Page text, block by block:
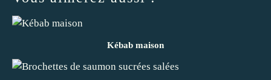
Kébab maison